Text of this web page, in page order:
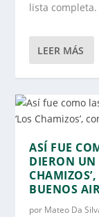
lista completa.
LEER MÁS
ASÍ FUE
DIERON UN
BUENOS
por Mateo Da